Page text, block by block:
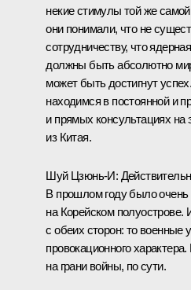
некие стимулы той же
они понимали, что не
сотрудничеству, что
должны быть абсолютно
может быть достигнут
находимся в постоянной и
и прямых консультациях
из Китая.
Шуй Цзюнь-И:
В прошлом году было очень
на Корейском
с обеих сторон: то военные
провокационного
на грани войны, по сути.